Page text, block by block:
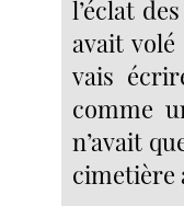
l’éclat
avait
vais
comme
n’avait
cimetière